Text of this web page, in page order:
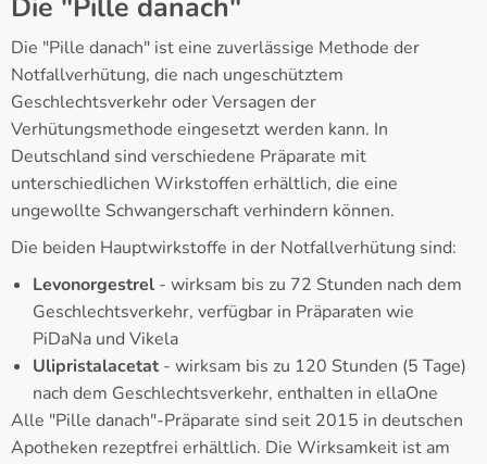
Die "Pille danach"
Die "Pille danach" ist eine zuverlässige Methode der
Notfallverhütung, die nach ungeschütztem
Geschlechtsverkehr oder Versagen der
Verhütungsmethode eingesetzt werden kann. In
Deutschland sind verschiedene Präparate mit
unterschiedlichen Wirkstoffen erhältlich, die eine
ungewollte Schwangerschaft verhindern können.
Die beiden Hauptwirkstoffe in der Notfallverhütung sind:
Levonorgestrel - wirksam bis zu 72 Stunden nach dem
Geschlechtsverkehr, verfügbar in Präparaten wie
PiDaNa und Vikela
Ulipristalacetat - wirksam bis zu 120 Stunden (5 Tage)
nach dem Geschlechtsverkehr, enthalten in ellaOne
Alle "Pille danach"-Präparate sind seit 2015 in deutschen
Apotheken rezeptfrei erhältlich. Die Wirksamkeit ist am